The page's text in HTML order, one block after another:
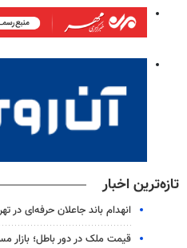
تازه‌ترین اخبار
انهدام باند جاعلان حرفه‌ای در تهران؛جعل ۴ هزار
قیمت ملک در دور باطل؛ بازار